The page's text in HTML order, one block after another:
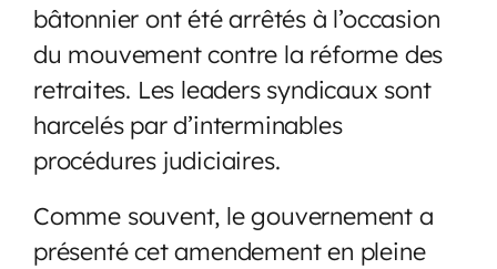
bâtonnier ont été arrêtés à l’occasion
du mouvement contre la réforme des
retraites. Les leaders syndicaux sont
harcelés par d’interminables
procédures judiciaires.
Comme souvent, le gouvernement a
présenté cet amendement en pleine